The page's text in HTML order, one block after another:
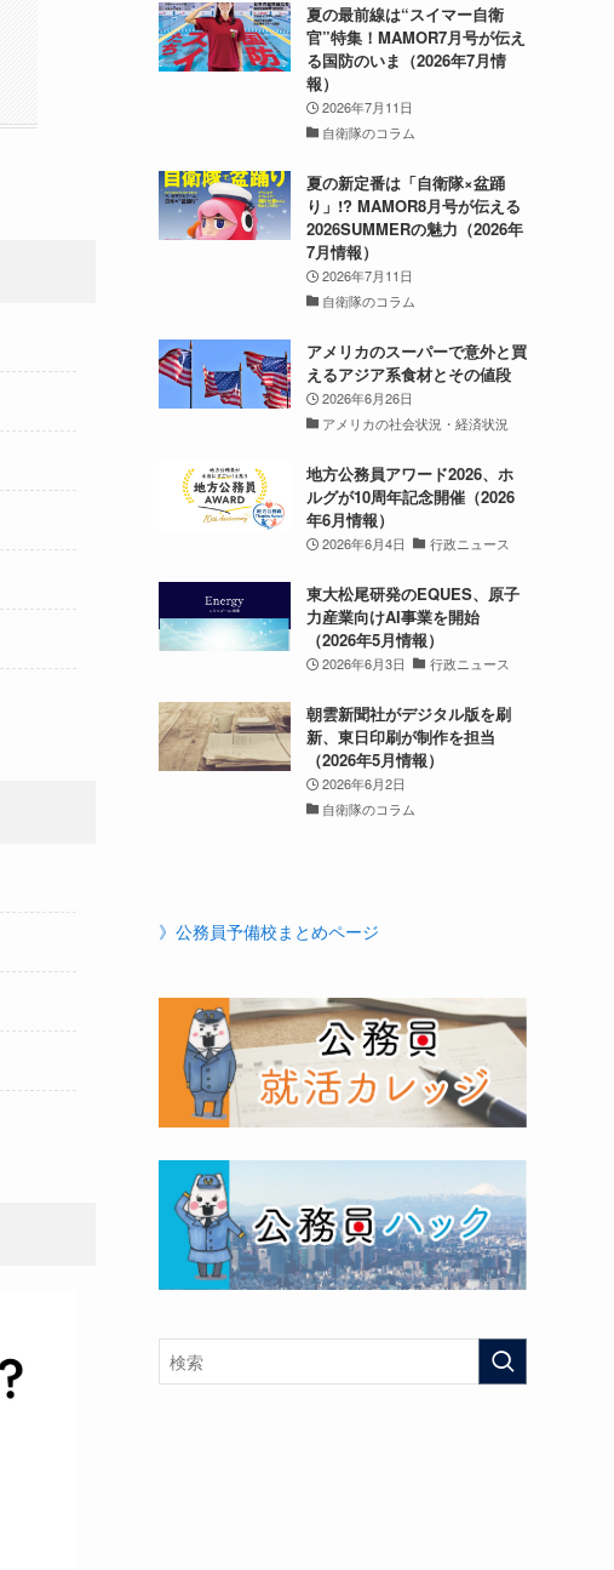
夏の最前線は“スイマー自衛
官”特集！MAMOR7月号が伝え
る国防のいま（2026年7月情
報）
2026年7月11日
自衛隊のコラム
夏の新定番は「自衛隊×盆踊
り」!? MAMOR8月号が伝える
2026SUMMERの魅力（2026年
7月情報）
2026年7月11日
自衛隊のコラム
アメリカのスーパーで意外と買
えるアジア系食材とその値段
2026年6月26日
アメリカの社会状況・経済状況
地方公務員アワード2026、ホ
ルグが10周年記念開催（2026
年6月情報）
2026年6月4日 行政ニュース
東大松尾研発のEQUES、原子
力産業向けAI事業を開始
（2026年5月情報）
2026年6月3日 行政ニュース
朝雲新聞社がデジタル版を刷
新、東日印刷が制作を担当
（2026年5月情報）
2026年6月2日
自衛隊のコラム
》公務員予備校まとめページ